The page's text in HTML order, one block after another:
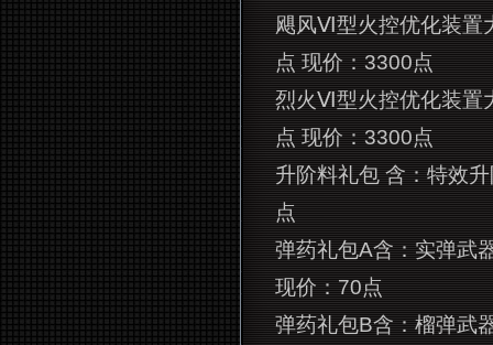
飓风Ⅵ型火控优化装置
点 现价：3300点
烈火Ⅵ型火控优化装置
点 现价：3300点
升阶料礼包 含：特效
点
弹药礼包A含：实弹武
现价：70点
弹药礼包B含：榴弹武